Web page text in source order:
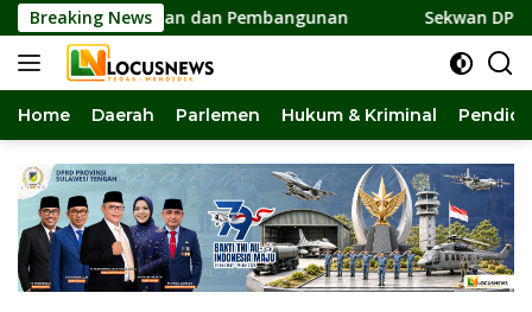
Langsung
ke
konten
Breaking News
dan Pembangunan Sekwan DPRD Sulteng
Home Daerah Parlemen Hukum & Kriminal